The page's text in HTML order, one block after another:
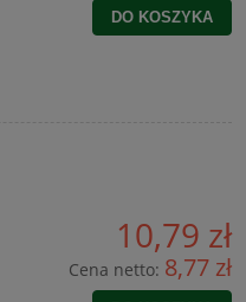
DO KOSZYKA
10,79 zł
Cena netto: 8,77 zł